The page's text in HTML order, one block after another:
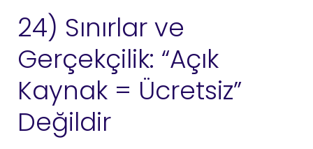
24) Sınırlar ve
Gerçekçilik: “Açık
Kaynak = Ücretsiz”
Değildir